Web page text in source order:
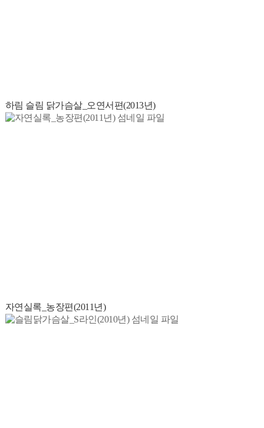
하림 슬림 닭가슴살_오연서편(2013년)
자연실록_농장편(2011년)